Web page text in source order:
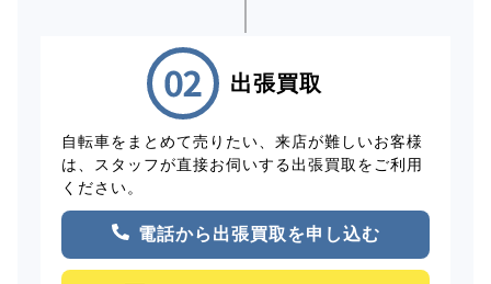
出張買取
自転車をまとめて売りたい、来店が難しいお客様
は、スタッフが直接お伺いする出張買取をご利用
ください。
電話から出張買取を申し込む